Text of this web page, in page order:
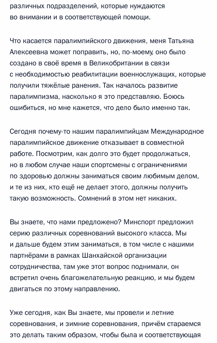
различных подразделений, которые нуждаются
во внимании и в соответствующей помощи.
Что касается паралимпийского движения, меня Татьяна
Алексеевна может поправить, но, по-моему, оно было
создано в своё время в Великобритании в связи
с необходимостью реабилитации военнослужащих, которые
получили тяжёлые ранения. Так началось развитие
паралимпизма, насколько я это представляю. Боюсь
ошибиться, но мне кажется, что дело было именно так.
Сегодня почему-то нашим паралимпийцам Международное
паралимпийское движение отказывает в совместной
работе. Посмотрим, как долго это будет продолжаться,
но в любом случае наши спортсмены с ограничениями
по здоровью должны заниматься своим любимым делом,
и те из них, кто ещё не делает этого, должны получить
такую возможность. Сомнений в этом нет никаких.
Вы знаете, что нами предложено? Минспорт предложил
серию различных соревнований высокого класса. Мы
и дальше будем этим заниматься, в том числе с нашими
партнёрами в рамках Шанхайской организации
сотрудничества, там уже этот вопрос поднимали, он
встретил очень благожелательную реакцию, и мы будем
двигаться по этому направлению.
Уже сегодня, как Вы знаете, мы провели и летние
соревнования, и зимние соревнования, причём стараемся
это делать таким образом, чтобы была и соответствующая